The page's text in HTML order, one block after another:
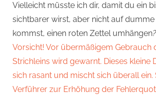
Vielleicht müsste ich dir, damit du ein
sichtbarer wirst, aber nicht auf dumme
kommst, einen roten Zettel umhängen?
Vorsicht! Vor übermäßigem Gebrauch
Strichleins wird gewarnt. Dieses kleine
sich rasant und mischt sich überall
Verführer zur Erhöhung der